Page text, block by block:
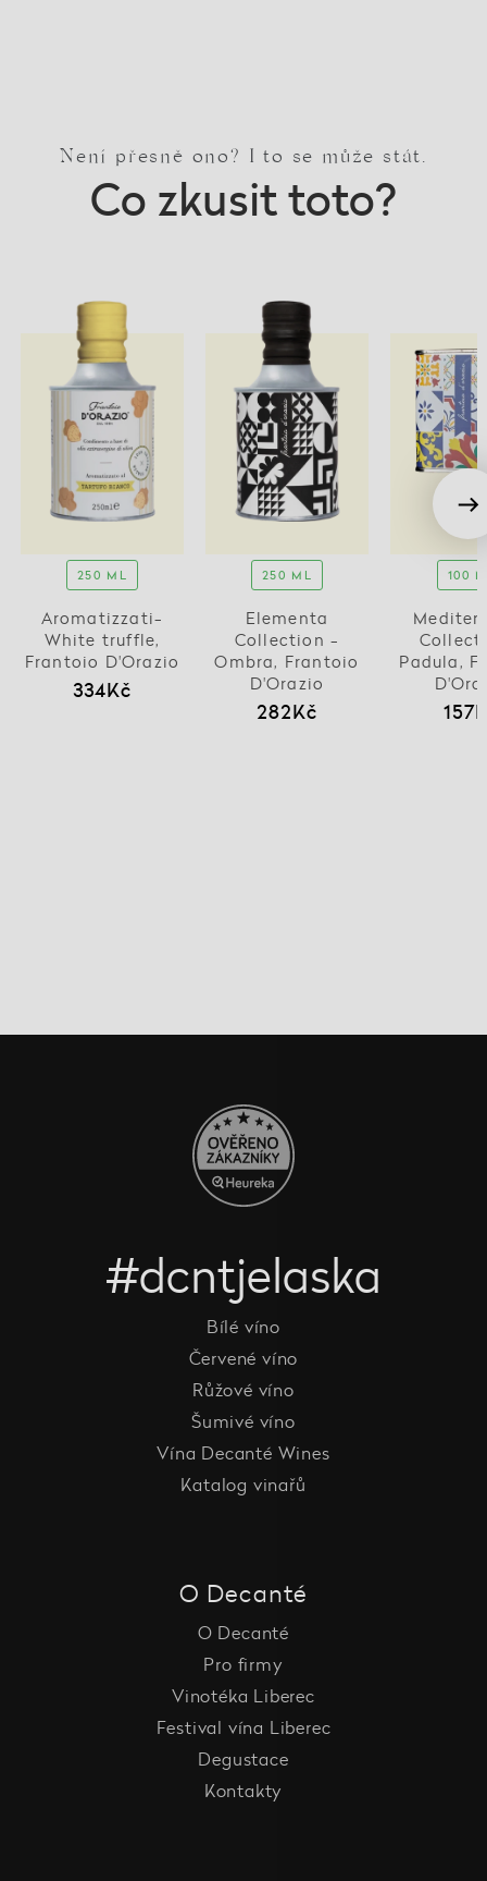
Není přesně ono? I to se může stát.
Co zkusit toto?
250 ML
Aromatizzati-
White truffle,
Frantoio D'Orazio
334Kč
250 ML
Elementa
Collection -
Ombra, Frantoio
D'Orazio
282Kč
100
Padula,
#dcntjelaska
Bílé víno
Červené víno
Růžové víno
Šumivé víno
Vína Decanté Wines
Katalog vinařů
O Decanté
O Decanté
Pro firmy
Vinotéka Liberec
Festival vína Liberec
Degustace
Kontakty